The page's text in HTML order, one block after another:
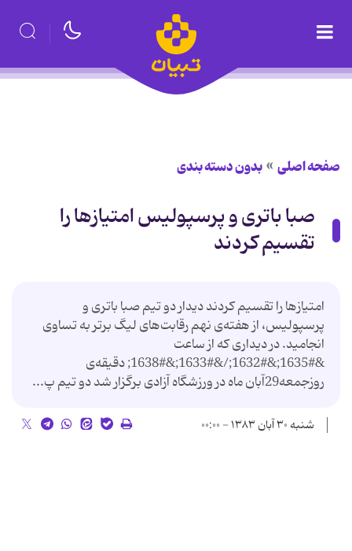
صفحه اصلی بدون دسته بندی
صبا باتری و پرسپولیس امتیازها را
تقسیم كردند
امتیازها را تقسیم كردند دیدار دو تیم صبا باتری و
پرسپولیس، از هفته‌ی نهم رقابت‌های لیگ برتر به تساوی
انجامید. در دیداری كه از ساعت
‌&#1635;&#1632;/&#1633;&#1638; دقیقه‌ی
روزجمعه29آبان ماه در ورزشگاه آزادی برگزار شد دو تیم پ...
شنبه ۳۰ آبان ۱۳۸۳ - ۰۰:۰۰